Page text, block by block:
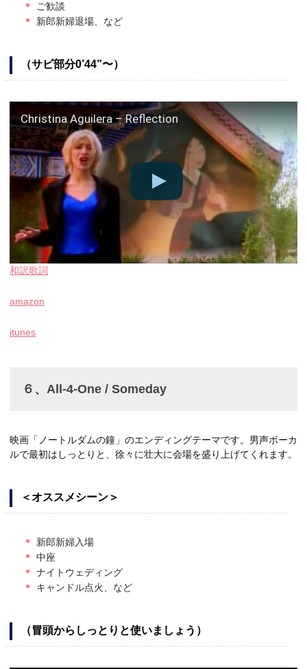
ご歓談
新郎新婦退場、など
（サビ部分0’44”〜）
Christina Aguilera – Reflection
和訳歌詞
amazon
itunes
６、All-4-One / Someday
映画「ノートルダムの鐘」のエンディングテーマです。男声ボーカ
ルで最初はしっとりと、徐々に壮大に会場を盛り上げてくれます。
＜オススメシーン＞
新郎新婦入場
中座
ナイトウェディング
キャンドル点火、など
（冒頭からしっとりと使いましょう）